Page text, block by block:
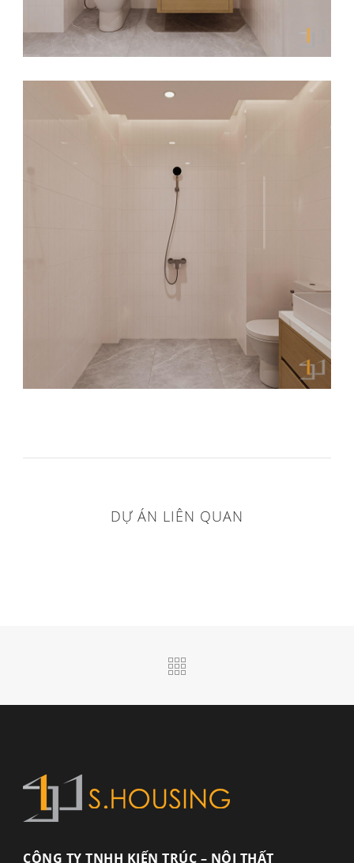
DỰ ÁN LIÊN QUAN
CÔNG TY TNHH KIẾN TRÚC – NỘI THẤT